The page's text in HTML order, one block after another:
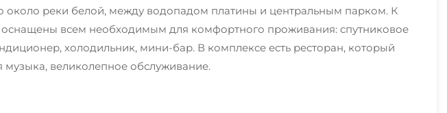
реки белой, между водопадом платины и центральным парком. К
всем необходимым для комфортного проживания: cпутниковое
холодильник, мини-бар. В комплексе есть ресторан, который
музыка, великолепное обслуживание.